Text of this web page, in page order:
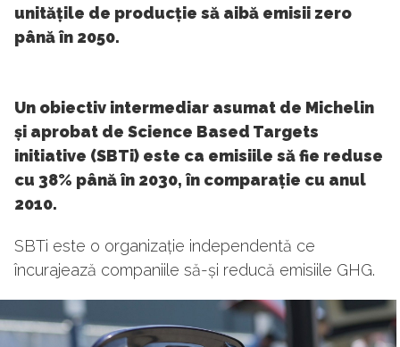
unitățile de producție să aibă emisii zero
până în 2050.
Un obiectiv intermediar asumat de Michelin
și aprobat de Science Based Targets
initiative (SBTi) este ca emisiile să fie reduse
cu 38% până în 2030, în comparație cu anul
2010.
SBTi este o organizație independentă ce
încurajează companiile să-și reducă emisiile GHG.